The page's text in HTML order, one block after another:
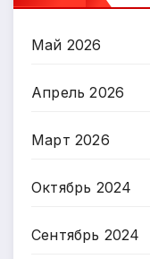
Май 2026
Апрель 2026
Март 2026
Октябрь 2024
Сентябрь 2024